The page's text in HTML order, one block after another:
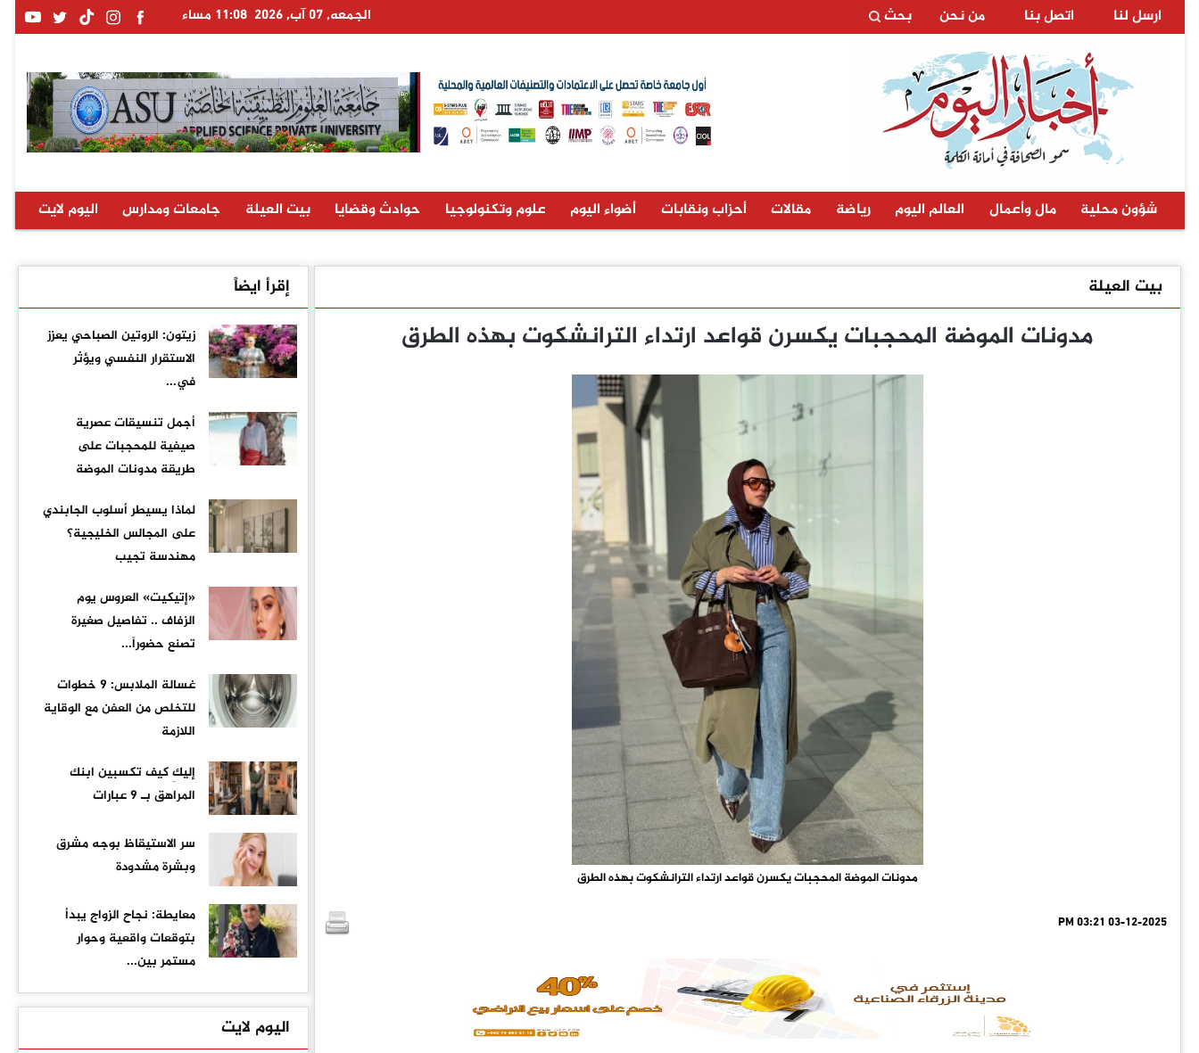
ارسل لنا اتصل بنا من نحن بحث الجمعه, 07 آب, 2026 11:08 مساء
شؤون محلية مال وأعمال العالم اليوم رياضة مقالات أحزاب ونقابات أضواء اليوم علوم وتكنولوجيا حوادث وقضايا بيت العيلة جامعات ومدارس اليوم لايت
بيت العيلة
مدونات الموضة المحجبات يكسرن قواعد ارتداء الترانشكوت بهذه الطرق
مدونات الموضة المحجبات يكسرن قواعد ارتداء الترانشكوت بهذه الطرق
03-12-2025 03:21 PM
إقرأ ايضاً
زيتون: الروتين الصباحي يعزز
الاستقرار النفسي ويؤثر
في...
أجمل تنسيقات عصرية
صيفية للمحجبات على
طريقة مدونات الموضة
لماذا يسيطر أسلوب الجابندي
على المجالس الخليجية؟
مهندسة تجيب
«إتيكيت» العروس يوم
الزفاف .. تفاصيل صغيرة
تصنع حضوراً...
غسالة الملابس: 9 خطوات
للتخلص من العفن مع الوقاية
اللازمة
إليكِ كيف تكسبين ابنك
المراهق بـ 9 عبارات
سر الاستيقاظ بوجه مشرق
وبشرة مشدودة
معايطة: نجاح الزواج يبدأ
بتوقعات واقعية وحوار
مستمر بين...
اليوم لايت